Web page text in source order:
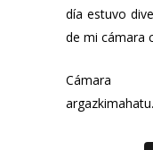
día estuvo
de mi cámara